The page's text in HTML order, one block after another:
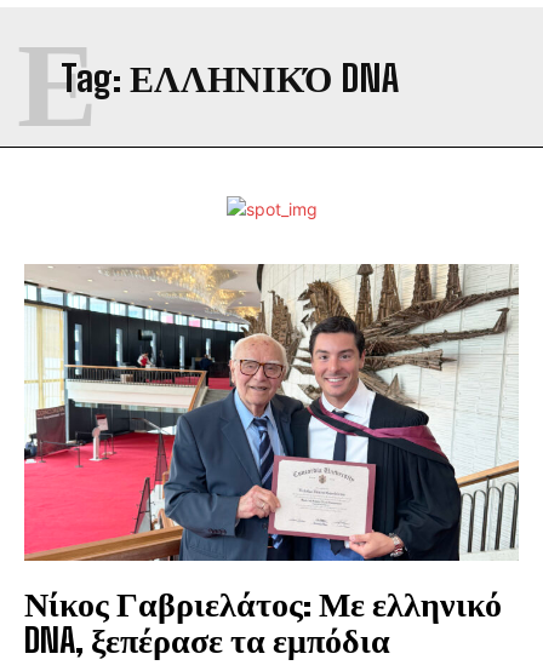
Tag: ΕΛΛΗΝΙΚΌ DNA
Ε
Νίκος Γαβριελάτος: Με ελληνικό
DNA, ξεπέρασε τα εμπόδια